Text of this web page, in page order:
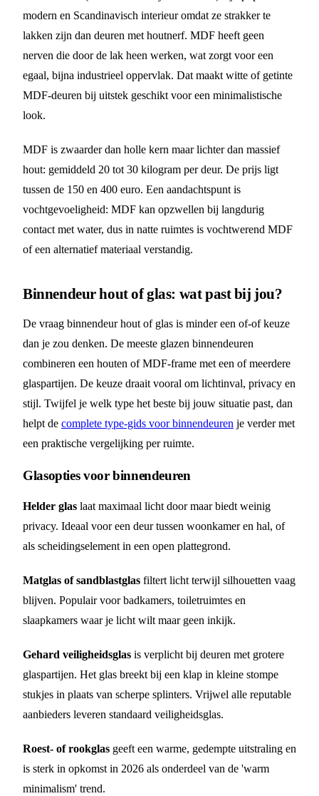
modern en Scandinavisch interieur omdat ze strakker te
lakken zijn dan deuren met houtnerf. MDF heeft geen
nerven die door de lak heen werken, wat zorgt voor een
egaal, bijna industrieel oppervlak. Dat maakt witte of getinte
MDF-deuren bij uitstek geschikt voor een minimalistische
look.
MDF is zwaarder dan holle kern maar lichter dan massief
hout: gemiddeld 20 tot 30 kilogram per deur. De prijs ligt
tussen de 150 en 400 euro. Een aandachtspunt is
vochtgevoeligheid: MDF kan opzwellen bij langdurig
contact met water, dus in natte ruimtes is vochtwerend MDF
of een alternatief materiaal verstandig.
Binnendeur hout of glas: wat past bij jou?
De vraag binnendeur hout of glas is minder een of-of keuze
dan je zou denken. De meeste glazen binnendeuren
combineren een houten of MDF-frame met een of meerdere
glaspartijen. De keuze draait vooral om lichtinval, privacy en
stijl. Twijfel je welk type het beste bij jouw situatie past, dan
helpt de complete type-gids voor binnendeuren je verder met
een praktische vergelijking per ruimte.
Glasopties voor binnendeuren
Helder glas laat maximaal licht door maar biedt weinig
privacy. Ideaal voor een deur tussen woonkamer en hal, of
als scheidingselement in een open plattegrond.
Matglas of sandblastglas filtert licht terwijl silhouetten vaag
blijven. Populair voor badkamers, toiletruimtes en
slaapkamers waar je licht wilt maar geen inkijk.
Gehard veiligheidsglas is verplicht bij deuren met grotere
glaspartijen. Het glas breekt bij een klap in kleine stompe
stukjes in plaats van scherpe splinters. Vrijwel alle reputable
aanbieders leveren standaard veiligheidsglas.
Roest- of rookglas geeft een warme, gedempte uitstraling en
is sterk in opkomst in 2026 als onderdeel van de 'warm
minimalism' trend.